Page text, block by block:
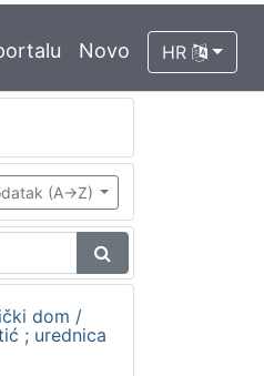
Novo HR
(A->Z)
dom /
; urednica